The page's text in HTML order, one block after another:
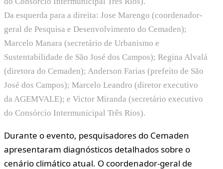
Da esquerda para a direita: Jose Marengo (coordenador-
geral de Pesquisa e Desenvolvimento do Cemaden);
Marcelo Manara (secretário de Urbanismo e
Sustentabilidade de São José dos Campos); Regina Alvalá
(diretora do Cemaden); Anderson Farias (prefeito de São
José dos Campos); Marcelo Leandro (diretor executivo
da AGEMVALE); e Victor Miranda (secretário executivo
do Consórcio Intermunicipal Três Rios).
Durante o evento, pesquisadores do Cemaden
apresentaram diagnósticos detalhados sobre o
cenário climático atual. O coordenador-geral de